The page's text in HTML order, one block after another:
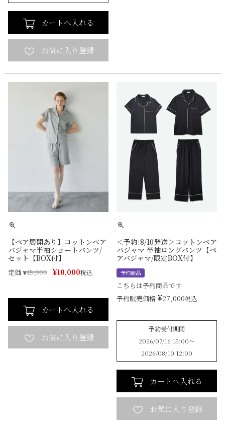
カートへ入れる
【ペア展開あり】コットンベア
パジャマ半袖ショートパンツ/
セット【BOX付】
定価 ¥15,000 ¥10,000税込
カートへ入れる
＜予約:8/10発送＞コットンベア
パジャマ 半袖ロングパンツ【ペ
アパジャマ/限定BOX付】
予約商品
こちらは予約商品です
予約販売価格 ¥27,000税込
予約受付期間
2026/07/16 15:00〜
2026/08/10 12:00
カートへ入れる